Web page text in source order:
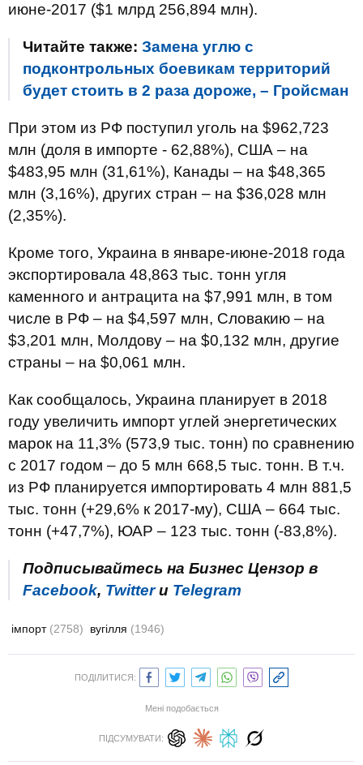
июне-2017 ($1 млрд 256,894 млн).
Читайте также: Замена углю с
подконтрольных боевикам территорий
будет стоить в 2 раза дороже, – Гройсман
При этом из РФ поступил уголь на $962,723
млн (доля в импорте - 62,88%), США – на
$483,95 млн (31,61%), Канады – на $48,365
млн (3,16%), других стран – на $36,028 млн
(2,35%).
Кроме того, Украина в январе-июне-2018 года
экспортировала 48,863 тыс. тонн угля
каменного и антрацита на $7,991 млн, в том
числе в РФ – на $4,597 млн, Словакию – на
$3,201 млн, Молдову – на $0,132 млн, другие
страны – на $0,061 млн.
Как сообщалось, Украина планирует в 2018
году увеличить импорт углей энергетических
марок на 11,3% (573,9 тыс. тонн) по сравнению
с 2017 годом – до 5 млн 668,5 тыс. тонн. В т.ч.
из РФ планируется импортировать 4 млн 881,5
тыс. тонн (+29,6% к 2017-му), США – 664 тыс.
тонн (+47,7%), ЮАР – 123 тыс. тонн (-83,8%).
Подписывайтесь на Бизнес Цензор в
Facebook, Twitterи Telegram
імпорт (2758) вугілля (1946)
ПОДІЛИТИСЯ:
Мені подобається
ПІДСУМУВАТИ: